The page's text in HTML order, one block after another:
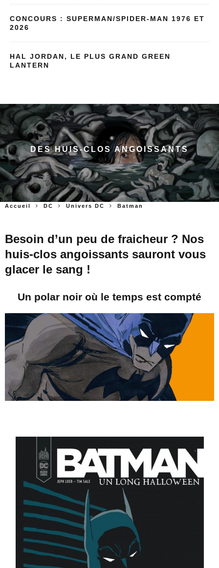
CONCOURS : SUPERMAN/SPIDER-MAN 1976 ET
2026
HAL JORDAN, LE PLUS GRAND GREEN
LANTERN
DES HUIS-CLOS ANGOISSANTS
Accueil DC Univers DC Batman
Besoin d’un peu de fraicheur ? Nos
huis-clos angoissants sauront vous
glacer le sang !
Un polar noir où le temps est compté